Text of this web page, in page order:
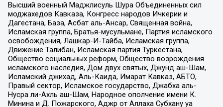
Высший военный Маджлисуль Шура Объединенных сил
моджахедов Кавказа, Конгресс народов Ичкерии и
Дагестана, База, Асбат аль-Ансар, Священная война,
Исламская группа, Братья-мусульмане, Партия исламского
освобождения, Лашкар-И-Тайба, Исламская группа,
Движение Талибан, Исламская партия Туркестана,
Общество социальных реформ, Общество возрождения
исламского наследия, Дом двух святых, Джунд аш-Шам,
Исламский джихад, Аль-Каида, Имарат Кавказ, АБТО,
Правый сектор, Исламское государство, Джабха аль-
Нусра ли-Ахль аш-Шам, Народное ополчение имени К.
Минина и Д. Пожарского, Аджр от Аллаха Субхану уа